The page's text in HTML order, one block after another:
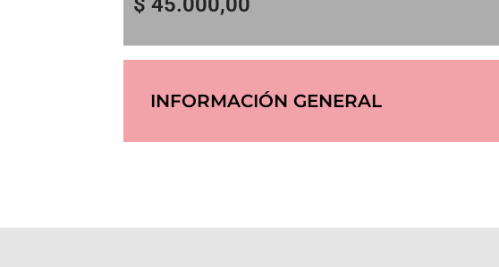
INFORMACIÓN GENERAL